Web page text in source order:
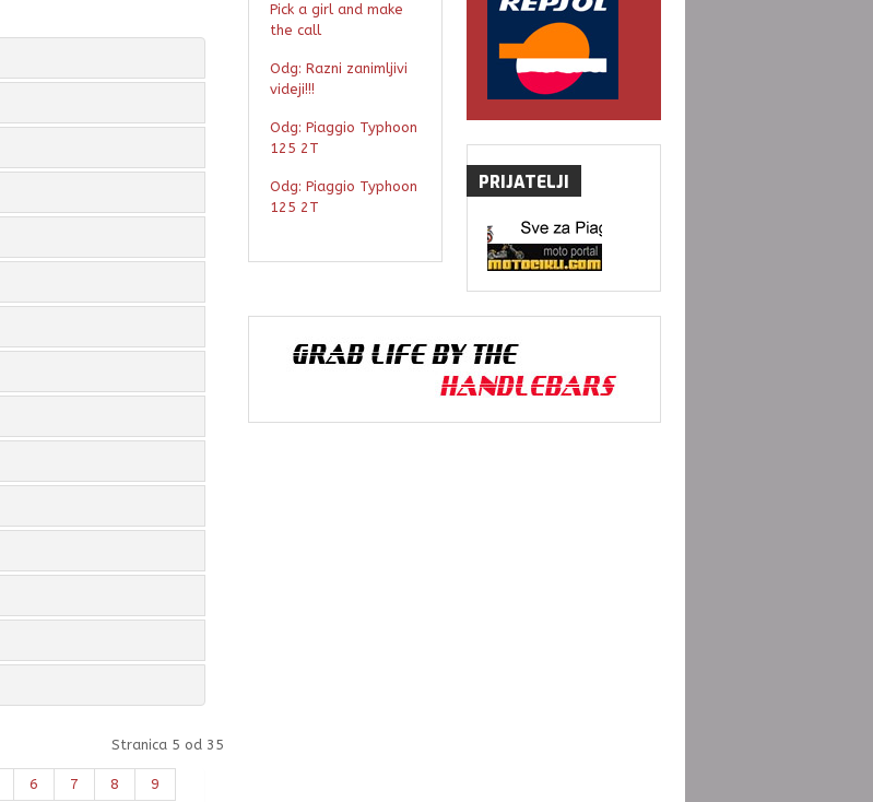
Stranica 5 od 35
6 7 8
9
Pick a girl and make
the call
Odg: Razni zanimljivi
videji!!!
Odg: Piaggio Typhoon
125 2T
Odg: Piaggio Typhoon
125 2T
PRIJATELJI